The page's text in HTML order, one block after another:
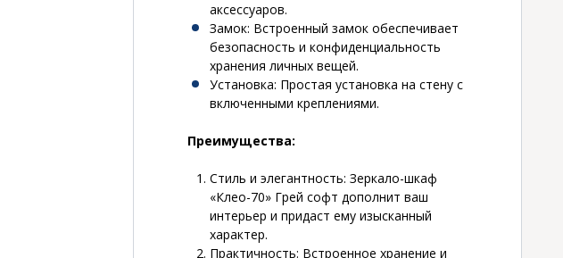
аксессуаров.
Замок: Встроенный замок обеспечивает
безопасность и конфиденциальность
хранения личных вещей.
Установка: Простая установка на стену с
включенными креплениями.
Преимущества:
Стиль и элегантность: Зеркало-шкаф
«Клео-70» Грей софт дополнит ваш
интерьер и придаст ему изысканный
характер.
Практичность: Встроенное хранение и